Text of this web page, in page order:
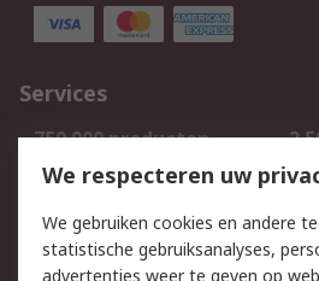
Services
750.000 producten
Bestellen
Track & Trace
We respecteren uw
We gebruiken cookies en andere
statistische gebruiksanalyses,
advertenties weer te geven op